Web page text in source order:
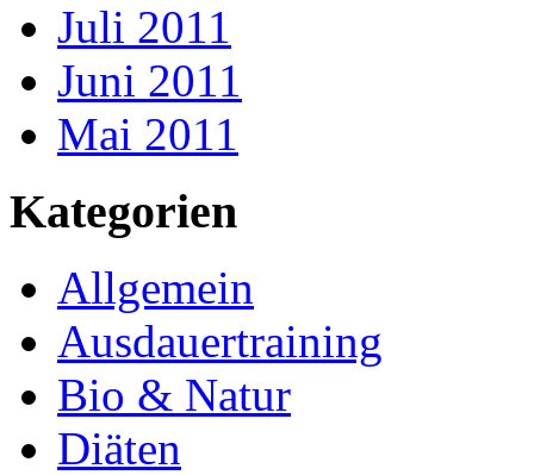
Juli 2011
Juni 2011
Mai 2011
Kategorien
Allgemein
Ausdauertraining
Bio & Natur
Diäten